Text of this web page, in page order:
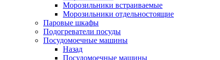
Морозильники встраиваемые
Морозильники отдельностоящие
Паровые шкафы
Подогреватели посуды
Посудомоечные машины
Назад
Посудомоечные машины